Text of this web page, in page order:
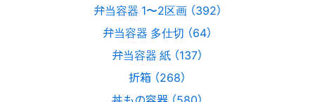
弁当容器 1〜2区画 （392）
弁当容器 多仕切 （64）
弁当容器 紙 （137）
折箱 （268）